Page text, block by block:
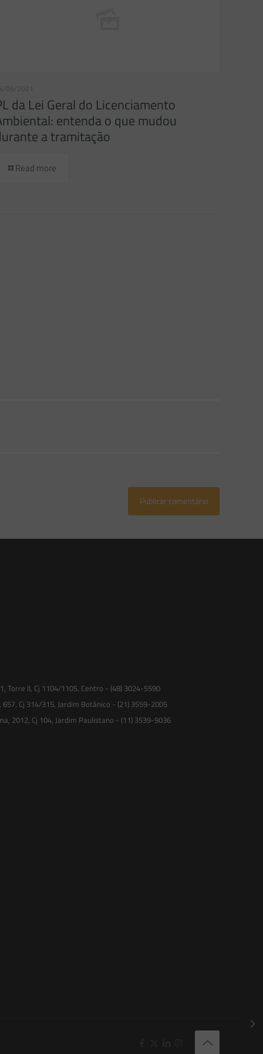
05/2021
da Lei Geral do Licenciamento
entenda o que mudou
a tramitação
Read more
Torre II, Cj 1104/1105, Centro - (48) 3024-5590
Cj 314/315, Jardim Botânico - (21) 3559-2005
2012, Cj 104, Jardim Paulistano - (11) 3539-9036